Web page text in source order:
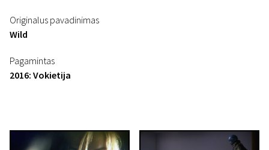
Originalus pavadinimas
Wild
Pagamintas
2016: Vokietija